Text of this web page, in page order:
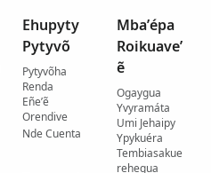
Ehupyty
Pytyvõ
Pytyvõha
Renda
Eñe’ẽ
Orendive
Nde Cuenta
Mba’épa
Roikuave’
ẽ
Ogaygua
Yvyramáta
Umi Jehaipy
Ypykuéra
Tembiasakue
rehegua